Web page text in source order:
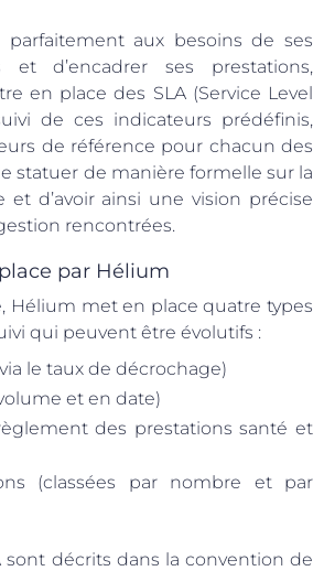
aux besoins de ses
et d’encadrer ses prestations,
en place des SLA (Service Level
de ces indicateurs prédéfinis,
de référence pour chacun des
statuer de manière formelle sur la
et d’avoir ainsi une vision précise
rencontrées.
par Hélium
Hélium met en place quatre types
qui peuvent être évolutifs :
le taux de décrochage)
et en date)
des prestations santé et
(classées par nombre et par
sont décrits dans la convention de